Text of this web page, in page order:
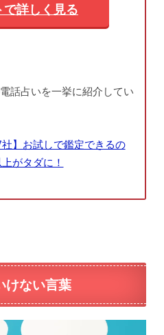
詳しく見る
話占いを一挙に紹介してい
】お試しで鑑定できるの
がタダに！
けない言葉